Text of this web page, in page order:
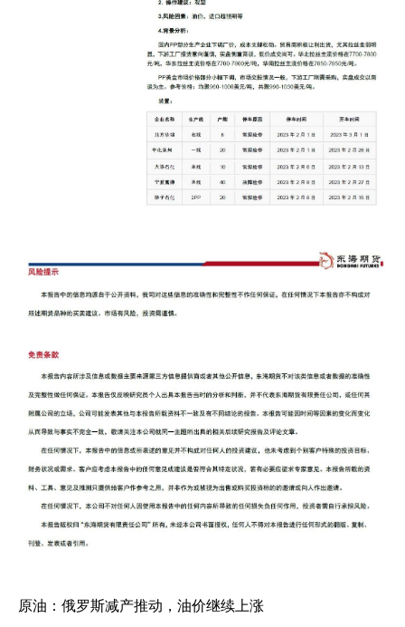
原油：俄罗斯减产推动，油价继续上涨